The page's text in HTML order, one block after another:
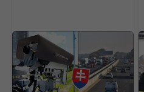
Slovenské cesty
zaplavujú záhadné
radary. Ministerstvo tají
dôležitú vec, vodiči si
musia dať pozor